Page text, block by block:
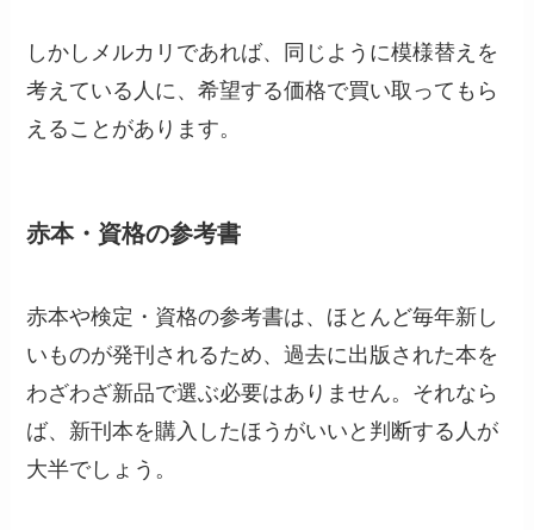
しかしメルカリであれば、同じように模様替えを
考えている人に、希望する価格で買い取ってもら
えることがあります。
赤本・資格の参考書
赤本や検定・資格の参考書は、ほとんど毎年新し
いものが発刊されるため、過去に出版された本を
わざわざ新品で選ぶ必要はありません。それなら
ば、新刊本を購入したほうがいいと判断する人が
大半でしょう。